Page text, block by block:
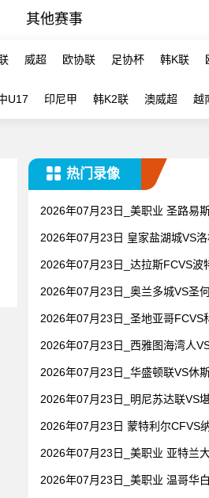
其他赛事
威超 欧协联 足协杯 韩K联
U17 印尼甲 韩K2联 澳威超 越
热门录像
2026年07月23日_美职业 圣路易
2026年07月23日 皇家盐湖城VS洛
2026年07月23日_达拉斯FCVS波
2026年07月23日_奥兰多城VS圣
2026年07月23日_圣地亚哥FCVS
2026年07月23日_西雅图海湾人
2026年07月23日_华盛顿联VS休
2026年07月23日_明尼苏达联VS
2026年07月23日 蒙特利尔CFVS
2026年07月23日_美职业 亚特兰
2026年07月23日_美职业 温哥华